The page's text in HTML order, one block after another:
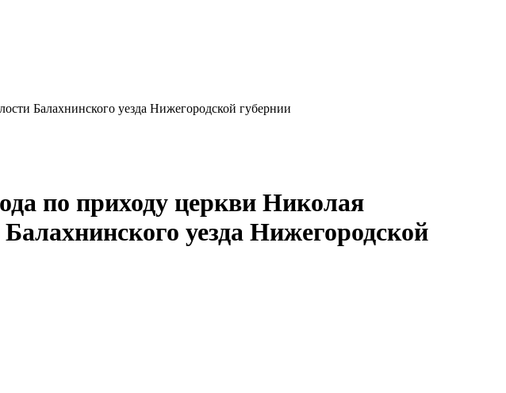
по приходу церкви Николая
уезда Нижегородской